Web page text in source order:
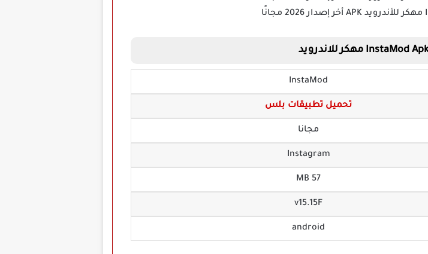
InstaMod
تحميل تطبيقات بلس
مجانا
Instagram
57 MB
v15.15F
android